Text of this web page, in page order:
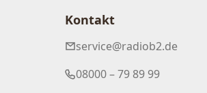
Kontakt
service@radiob2.de
08000 – 79 89 99